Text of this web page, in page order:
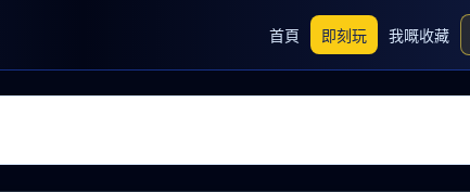
首頁 即刻玩 我嘅收藏